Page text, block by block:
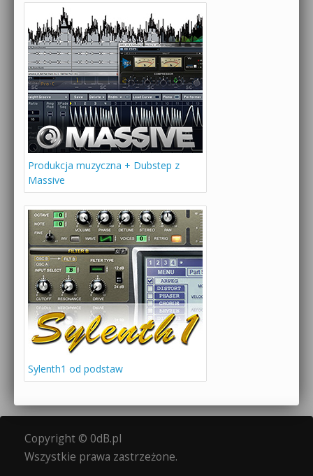
Produkcja muzyczna + Dubstep z
Massive
Sylenth1 od podstaw
Copyright © 0dB.pl
Wszystkie prawa zastrzeżone.